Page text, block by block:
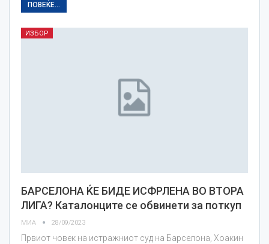
ПОВЕЌЕ...
ИЗБОР
БАРСЕЛОНА ЌЕ БИДЕ ИСФРЛЕНА ВО ВТОРА
ЛИГА? Каталонците се обвинети за поткуп
МИА 28/09/2023
Првиот човек на истражниот суд на Барселона, Хоакин